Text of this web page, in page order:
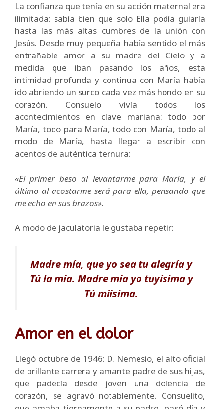
La confianza que tenía en su acción maternal era
ilimitada: sabía bien que solo Ella podía guiarla
hasta las más altas cumbres de la unión con
Jesús. Desde muy pequeña había sentido el más
entrañable amor a su madre del Cielo y a
medida que iban pasando los años, esta
intimidad profunda y continua con María había
ido abriendo un surco cada vez más hondo en su
corazón. Consuelo vivía todos los
acontecimientos en clave mariana: todo por
María, todo para María, todo con María, todo al
modo de María, hasta llegar a escribir con
acentos de auténtica ternura:
«El primer beso al levantarme para María, y el
último al acostarme será para ella, pensando que
me echo en sus brazos».
A modo de jaculatoria le gustaba repetir:
Madre mía, que yo sea tu alegría y
Tú la mía. Madre mía yo tuyísima y
Tú miísima.
Amor en el dolor
Llegó octubre de 1946: D. Nemesio, el alto oficial
de brillante carrera y amante padre de sus hijas,
que padecía desde joven una dolencia de
corazón, se agravó notablemente. Consuelito,